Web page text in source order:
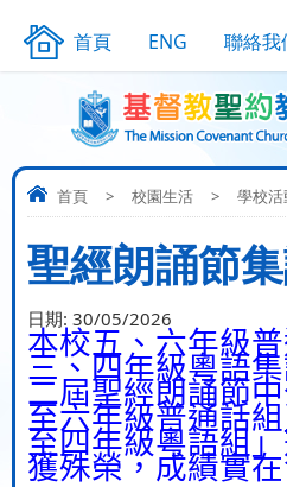
首頁 ENG 聯絡我
首頁 > 校園生活 > 學校活
聖經朗誦節
日期: 30/05/2026
本校五、六年級普
三、四年級粵語
二屆聖經朗誦節
至六年級普通話組
至四年級粵語組」
獲殊榮，成績實